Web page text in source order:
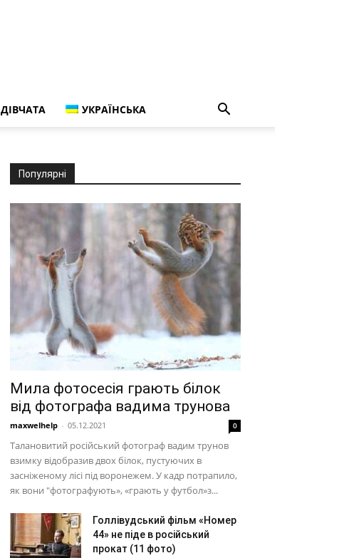
ДІВЧАТА УКРАЇНСЬКА
Популярні
Мила фотосесія грають білок
від фотографа вадима трунова
maxwelhelp - 05.12.2021 0
Талановитий російський фотограф вадим трунов
взимку відобразив двох білок, пустуючих в
засніженому лісі під воронежем. У кадр потрапило,
як вони "фотографують», «грають у футбол»з...
Голлівудський фільм «Номер
44» не піде в російський
прокат (11 фото)